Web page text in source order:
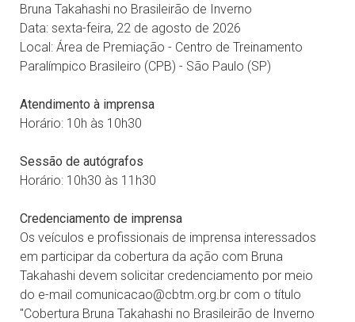
Bruna Takahashi no Brasileirão de Inverno
Data: sexta-feira, 22 de agosto de 2026
Local: Área de Premiação - Centro de Treinamento
Paralímpico Brasileiro (CPB) - São Paulo (SP)
Atendimento à imprensa
Horário: 10h às 10h30
Sessão de autógrafos
Horário: 10h30 às 11h30
Credenciamento de imprensa
Os veículos e profissionais de imprensa interessados
em participar da cobertura da ação com Bruna
Takahashi devem solicitar credenciamento por meio
do e-mail comunicacao@cbtm.org.br com o título
"Cobertura Bruna Takahashi no Brasileirão de Inverno